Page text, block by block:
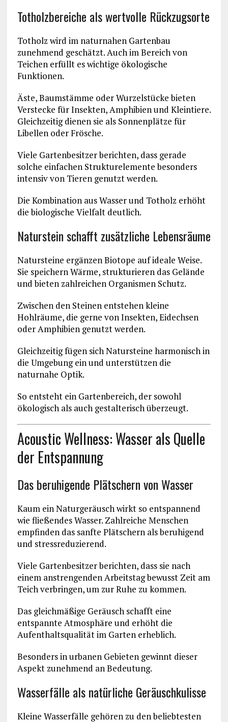
Totholzbereiche als wertvolle Rückzugsorte
Totholz wird im naturnahen Gartenbau
zunehmend geschätzt. Auch im Bereich von
Teichen erfüllt es wichtige ökologische
Funktionen.
Äste, Baumstämme oder Wurzelstücke bieten
Verstecke für Insekten, Amphibien und Kleintiere.
Gleichzeitig dienen sie als Sonnenplätze für
Libellen oder Frösche.
Viele Gartenbesitzer berichten, dass gerade
solche einfachen Strukturelemente besonders
intensiv von Tieren genutzt werden.
Die Kombination aus Wasser und Totholz erhöht
die biologische Vielfalt deutlich.
Naturstein schafft zusätzliche Lebensräume
Natursteine ergänzen Biotope auf ideale Weise.
Sie speichern Wärme, strukturieren das Gelände
und bieten zahlreichen Organismen Schutz.
Zwischen den Steinen entstehen kleine
Hohlräume, die gerne von Insekten, Eidechsen
oder Amphibien genutzt werden.
Gleichzeitig fügen sich Natursteine harmonisch in
die Umgebung ein und unterstützen die
naturnahe Optik.
So entsteht ein Gartenbereich, der sowohl
ökologisch als auch gestalterisch überzeugt.
Acoustic Wellness: Wasser als Quelle
der Entspannung
Das beruhigende Plätschern von Wasser
Kaum ein Naturgeräusch wirkt so entspannend
wie fließendes Wasser. Zahlreiche Menschen
empfinden das sanfte Plätschern als beruhigend
und stressreduzierend.
Viele Gartenbesitzer berichten, dass sie nach
einem anstrengenden Arbeitstag bewusst Zeit am
Teich verbringen, um zur Ruhe zu kommen.
Das gleichmäßige Geräusch schafft eine
entspannte Atmosphäre und erhöht die
Aufenthaltsqualität im Garten erheblich.
Besonders in urbanen Gebieten gewinnt dieser
Aspekt zunehmend an Bedeutung.
Wasserfälle als natürliche Geräuschkulisse
Kleine Wasserfälle gehören zu den beliebtesten